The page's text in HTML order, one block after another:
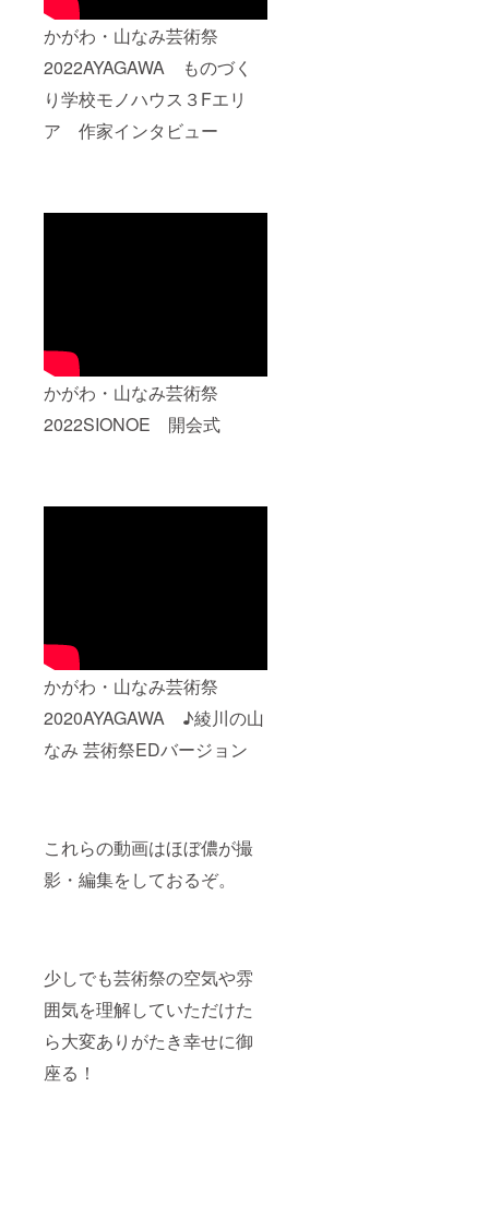
かがわ・山なみ芸術祭
2022AYAGAWA ものづく
り学校モノハウス３Fエリ
ア 作家インタビュー
かがわ・山なみ芸術祭
2022SIONOE 開会式
かがわ・山なみ芸術祭
2020AYAGAWA ♪綾川の山
なみ 芸術祭EDバージョン
これらの動画はほぼ儂が撮
影・編集をしておるぞ。
少しでも芸術祭の空気や雰
囲気を理解していただけた
ら大変ありがたき幸せに御
座る！